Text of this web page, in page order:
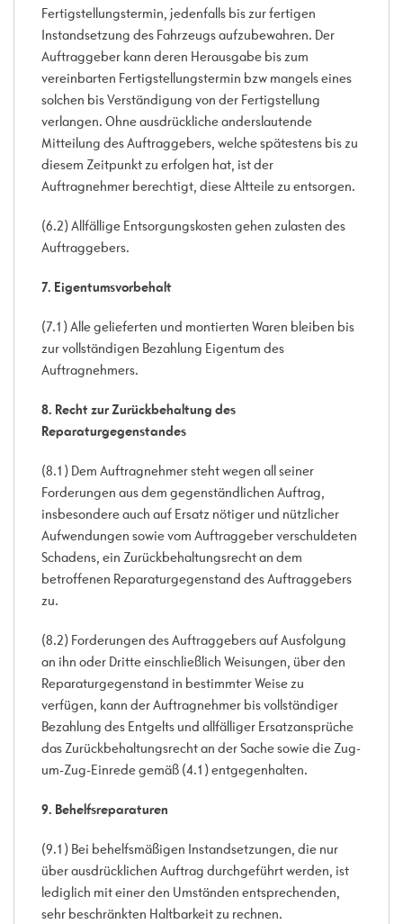
Fertigstellungstermin, jedenfalls bis zur fertigen
Instandsetzung des Fahrzeugs aufzubewahren. Der
Auftraggeber kann deren Herausgabe bis zum
vereinbarten Fertigstellungstermin bzw mangels eines
solchen bis Verständigung von der Fertigstellung
verlangen. Ohne ausdrückliche anderslautende
Mitteilung des Auftraggebers, welche spätestens bis zu
diesem Zeitpunkt zu erfolgen hat, ist der
Auftragnehmer berechtigt, diese Altteile zu entsorgen.
(6.2) Allfällige Entsorgungskosten gehen zulasten des
Auftraggebers.
7. Eigentumsvorbehalt
(7.1) Alle gelieferten und montierten Waren bleiben bis
zur vollständigen Bezahlung Eigentum des
Auftragnehmers.
8. Recht zur Zurückbehaltung des
Reparaturgegenstandes
(8.1) Dem Auftragnehmer steht wegen all seiner
Forderungen aus dem gegenständlichen Auftrag,
insbesondere auch auf Ersatz nötiger und nützlicher
Aufwendungen sowie vom Auftraggeber verschuldeten
Schadens, ein Zurückbehaltungsrecht an dem
betroffenen Reparaturgegenstand des Auftraggebers
zu.
(8.2) Forderungen des Auftraggebers auf Ausfolgung
an ihn oder Dritte einschließlich Weisungen, über den
Reparaturgegenstand in bestimmter Weise zu
verfügen, kann der Auftragnehmer bis vollständiger
Bezahlung des Entgelts und allfälliger Ersatzansprüche
das Zurückbehaltungsrecht an der Sache sowie die Zug-
um-Zug-Einrede gemäß (4.1) entgegenhalten.
9. Behelfsreparaturen
(9.1) Bei behelfsmäßigen Instandsetzungen, die nur
über ausdrücklichen Auftrag durchgeführt werden, ist
lediglich mit einer den Umständen entsprechenden,
sehr beschränkten Haltbarkeit zu rechnen.